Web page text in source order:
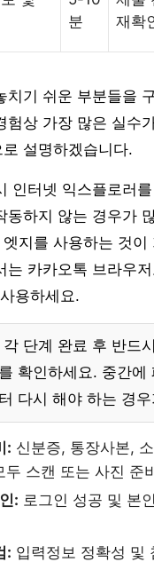
분
재확
치기 쉬운 부분들을
험상 가장 많은 실수
설명하겠습니다.
인터넷 익스플로러
동하지 않는 경우가
지를 사용하는 것이
는 카카오톡 브라우
용하세요.
각 단계 완료 후 반드
확인하세요. 중간에
다시 해야 하는 경
: 신분증, 통장사본,
두 스캔 또는 사진 준
: 로그인 성공 및 본
: 입력정보 정확성 및